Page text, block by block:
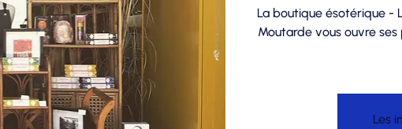
La boutique ésotérique -
Moutarde vous ouvre
Les